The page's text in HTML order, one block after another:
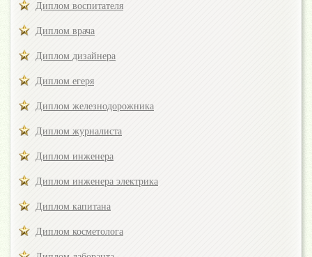
Диплом воспитателя
Диплом врача
Диплом дизайнера
Диплом егеря
Диплом железнодорожника
Диплом журналиста
Диплом инженера
Диплом инженера электрика
Диплом капитана
Диплом косметолога